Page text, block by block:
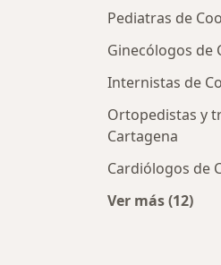
Pediatras de
Ginecólogos de
Internistas de
Ortopedistas y
Cartagena
Cardiólogos de
Ver más (12)